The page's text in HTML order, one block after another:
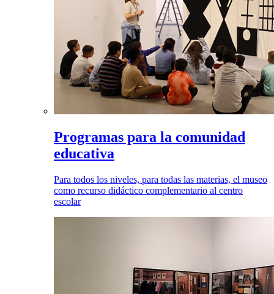
Programas para la comunidad
educativa
Para todos los niveles, para todas las materias, el museo
como recurso didáctico complementario al centro
escolar